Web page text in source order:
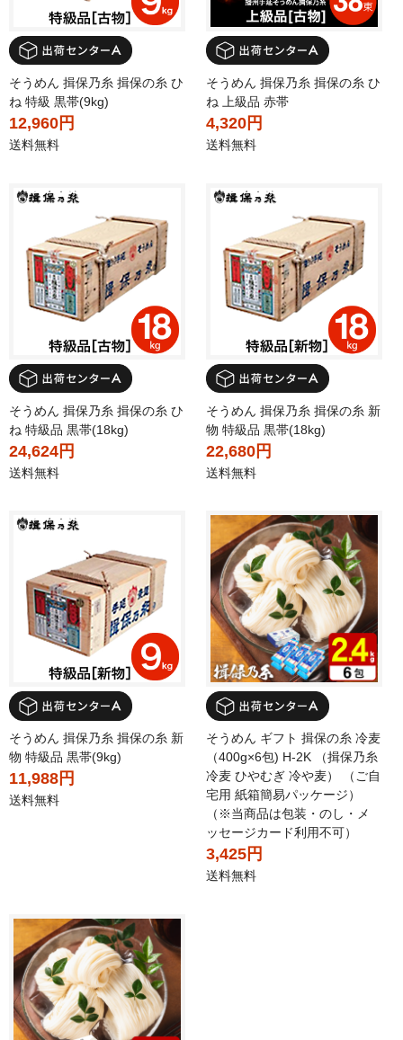
そうめん 揖保乃糸 揖保の糸 ひ
ね 特級 黒帯(9kg)
12,960円
送料無料
そうめん 揖保乃糸 揖保の糸 ひ
ね 上級品 赤帯
4,320円
送料無料
そうめん 揖保乃糸 揖保の糸 ひ
ね 特級品 黒帯(18kg)
24,624円
送料無料
そうめん 揖保乃糸 揖保の糸 新
物 特級品 黒帯(18kg)
22,680円
送料無料
そうめん 揖保乃糸 揖保の糸 新
物 特級品 黒帯(9kg)
11,988円
送料無料
そうめん ギフト 揖保の糸 冷麦
（400g×6包) H-2K （揖保乃糸
冷麦 ひやむぎ 冷や麦） （ご自
宅用 紙箱簡易パッケージ）
（※当商品は包装・のし・メ
ッセージカード利用不可）
3,425円
送料無料